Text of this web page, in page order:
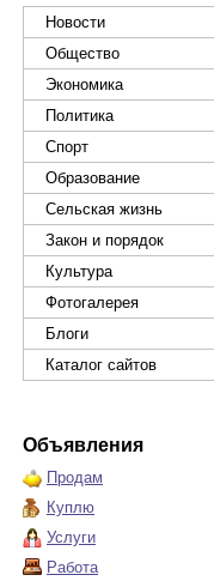
Новости
Общество
Экономика
Политика
Спорт
Образование
Сельская жизнь
Закон и порядок
Культура
Фотогалерея
Блоги
Каталог сайтов
Объявления
Продам
Куплю
Услуги
Работа